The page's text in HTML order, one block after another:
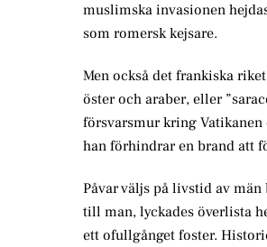
muslimska invasionen
som romersk kejsare.
Men också det frankiska
öster och araber, eller
försvarsmur kring Vatikanen
han förhindrar en brand att
Påvar väljs på livstid av
till man, lyckades överlista
ett ofullgånget foster.